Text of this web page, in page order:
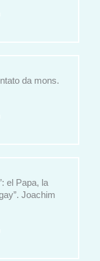
da mons.
el Papa, la
Joachim